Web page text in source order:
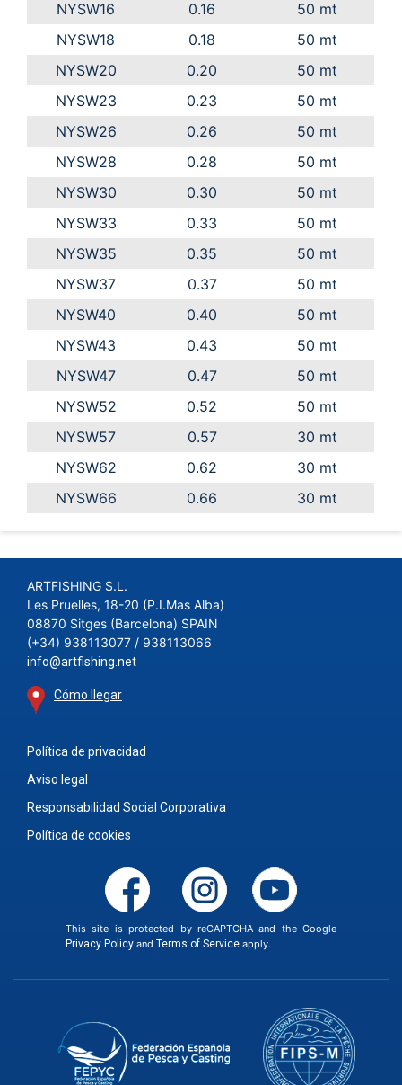
NYSW16
0.16
50 mt
NYSW18
0.18
50 mt
NYSW20
0.20
50 mt
NYSW23
0.23
50 mt
NYSW26
0.26
50 mt
NYSW28
0.28
50 mt
NYSW30
0.30
50 mt
NYSW33
0.33
50 mt
NYSW35
0.35
50 mt
NYSW37
0.37
50 mt
NYSW40
0.40
50 mt
NYSW43
0.43
50 mt
NYSW47
0.47
50 mt
NYSW52
0.52
50 mt
NYSW57
0.57
30 mt
NYSW62
0.62
30 mt
NYSW66
0.66 30 mt
ARTFISHING S.L.
Les Pruelles, 18-20 (P.I.Mas Alba)
08870 Sitges (Barcelona) SPAIN
(+34) 938113077 / 938113066
info@artfishing.net
Cómo llegar
Política de privacidad
Aviso legal
Responsabilidad Social Corporativa
Política de cookies
This site is protected by reCAPTCHA and the Google
Privacy Policyand Terms of Serviceapply.